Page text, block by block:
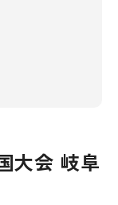
大会 岐阜